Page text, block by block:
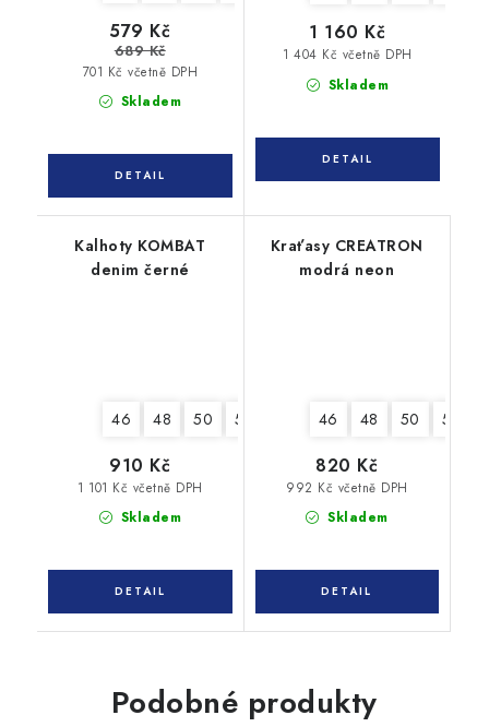
Skladem
701 Kč včetně DPH
579 Kč
689 Kč
Skladem
1 404 Kč včetně DPH
1 160 Kč
Kalhoty KOMBAT
denim černé
46 48 50 52 56 58 60 62
Skladem
1 101 Kč včetně DPH
910 Kč
Kraťasy CREATRON
modrá neon
46 48 50 52
Skladem
992 Kč včetně DPH
820 Kč
Podobné produkty